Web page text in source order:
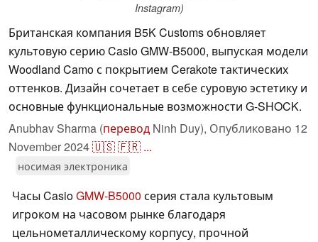
Instagram)
Британская компания B5K Customs обновляет
культовую серию Casio GMW-B5000, выпуская модели
Woodland Camo с покрытием Cerakote тактических
оттенков. Дизайн сочетает в себе суровую эстетику и
основные функциональные возможности G-SHOCK.
Anubhav Sharma (перевод Ninh Duy), Опубликовано 12
November 2024🇺🇸🇫🇷 ...
носимая электроника
Часы CasioGMW-B5000 серия стала культовым
игроком на часовом рынке благодаря
цельнометаллическому корпусу, прочной